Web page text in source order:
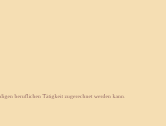
beruflichen Tätigkeit zugerechnet werden kann.